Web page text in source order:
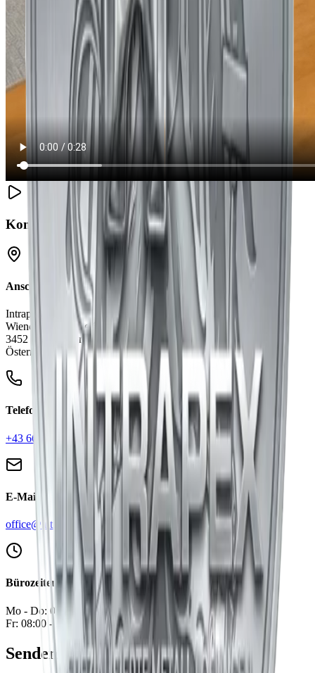
Kontaktdaten
Anschrift
Intrapex GmbH
Wiener Landstraße 65
3452 Michelndorf
Österreich
Telefon
+43 664 450 31 77
E-Mail
office@intrapex.at
Bürozeiten
Mo - Do: 08:00 - 16:00
Fr: 08:00 - 12:00
Senden Sie uns eine Nachricht